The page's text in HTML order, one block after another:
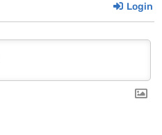
Login